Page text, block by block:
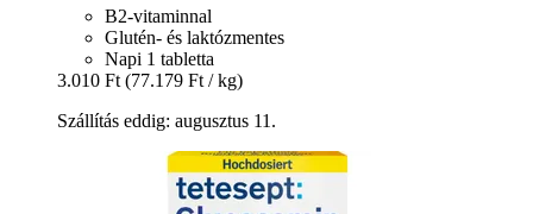
B2-vitaminnal
Glutén- és laktózmentes
Napi 1 tabletta
3.010 Ft (77.179 Ft / kg)
Szállítás eddig: augusztus 11.